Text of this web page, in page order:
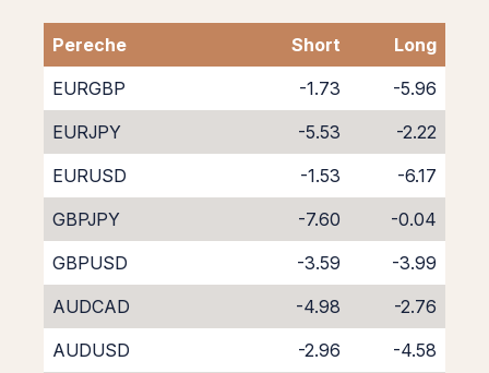
Pereche Short
Long
EURGBP
-1.73
-5.96
EURJPY
-5.53
-2.22
EURUSD
-1.53
-6.17
GBPJPY
-7.60
-0.04
GBPUSD
-3.59
-3.99
AUDCAD
-4.98
-2.76
AUDUSD
-2.96
-4.58